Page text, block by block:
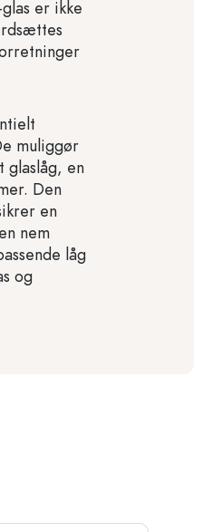
er ikke
muliggør
glaslåg, en
Den
en
nem
låg
og